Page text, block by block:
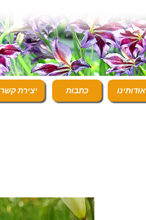
יצירת קשר כתבות אודותינו